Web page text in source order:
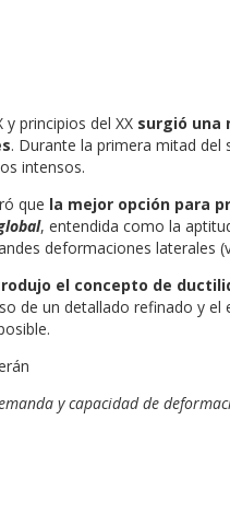
y principios del XX surgió una
. Durante la primera mitad del
intensos.
que la mejor opción para
, entendida como la
deformaciones laterales
el concepto de
de un detallado refinado y el
y capacidad de